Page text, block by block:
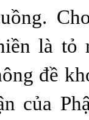
là tỏ
đề
của